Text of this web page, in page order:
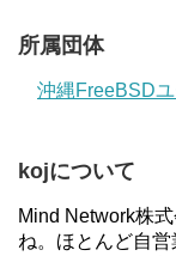
所属団体
沖縄FreeBSD
kojについて
Mind Network株
ね。ほとんど自